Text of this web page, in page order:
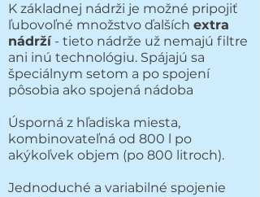
K základnej nádrži je možné pripojiť
ľubovoľné množstvo ďalších extra
nádrží- tieto nádrže už nemajú filtre
ani inú technológiu. Spájajú sa
špeciálnym setom a po spojení
pôsobia ako spojená nádoba
Úsporná z hľadiska miesta,
kombinovateľná od 800 l po
akýkoľvek objem (po 800 litroch).
Jednoduché a variabilné spojenie